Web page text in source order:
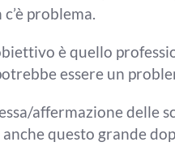
problema.
èquello
essere un
affermazionedelle
questo grande